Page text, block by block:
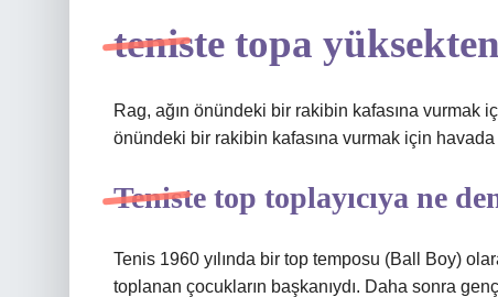
teniste topa
Rag, ağın önündeki bir rakibin kafasına vurmak
önündeki bir rakibin kafasına vurmak için
Teniste top toplayıcıya ne
Tenis 1960 yılında bir top temposu (Ball Boy)
toplanan çocukların başkanıydı. Daha sonra